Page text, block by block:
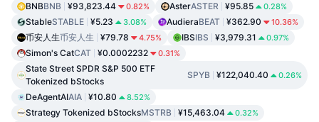
BNBBNB ¥93,823.44 0.82% AsterASTER ¥95.85 0.28%
StableSTABLE ¥5.23 3.08% AudieraBEAT ¥362.90 10.36%
币安人生币安人生 ¥79.78 4.75% IBSIBS ¥3,979.31 0.97%
Simon's CatCAT ¥0.0002232 0.31%
State Street SPDR S&P 500 ETF
Tokenized bStocks
SPYB ¥122,040.40 0.26%
DeAgentAIAIA ¥10.80 8.52%
Strategy Tokenized bStocksMSTRB ¥15,463.04 0.32%